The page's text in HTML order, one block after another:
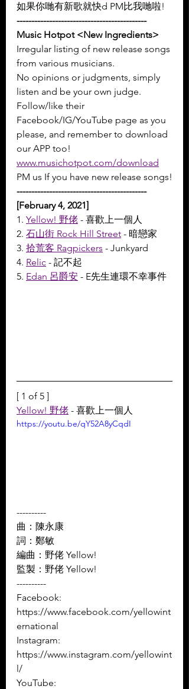
如果你哋有新歌就快d PM比我哋啦!
--------------------------------------------
Music Hotpot <New Ingredients>
Irregular listing of new release songs
from various musicians.
No opinions or judgments, simply
listen and be your own judge.
Follow/like their
Facebook/IG/YouTube page as you
please, and remember to download
our APP too!
www.musichotpot.com/download
PM us If you have new release songs!
--------------------------------------------
[February 4, 2021]
1. Yellow! 野佬 - 喜歡上一個人
2. 石山街 Rock Hill Street - 暗戀家
3. 拾荒客 Ragpickers - Junkyard
4. Relic - 記不起
5. Edan 呂爵安 - E先生連環不幸事件
[ 1 of 5 ]
Yellow! 野佬 - 喜歡上一個人
https://youtu.be/qY52A8yCqdI
----------
曲：陳永康
詞：鄭敏
編曲：野佬 Yellow!
監製：野佬 Yellow!
----------
Facebook:
https://www.facebook.com/yellowint
ernational
Instagram:
https://www.instagram.com/yellowint
l/
YouTube: